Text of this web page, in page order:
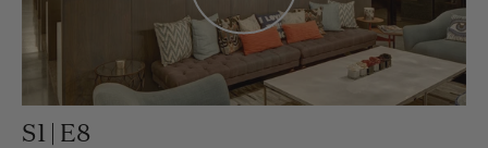
S1 | E8